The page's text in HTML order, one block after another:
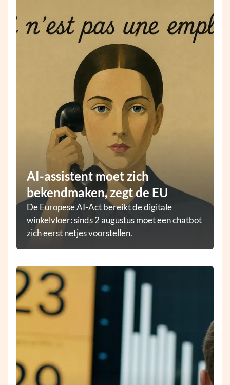
AI-assistent moet zich
bekendmaken, zegt de EU
De Europese AI-Act bereikt de digitale
winkelvloer: sinds 2 augustus moet een chatbot
zich eerst netjes voorstellen.